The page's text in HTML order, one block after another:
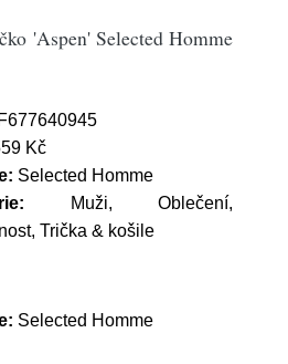
'Aspen' Selected Homme
Kč
Selected Homme
Muži, Oblečení,
Trička & košile
Selected Homme